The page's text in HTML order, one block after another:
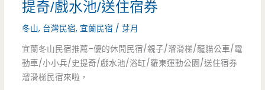
券)
溜
滑
梯
玩
提奇/戲水池/送住宿券
冬山, 台灣民宿,宜蘭民宿 /芽月
宜蘭冬山民宿推薦–優的休閒民宿/親子/溜滑梯/龍貓公車/電
動車/小小兵/史提奇/戲水池/浴缸/羅東運動公園/送住宿券
溜滑梯民宿來啦，